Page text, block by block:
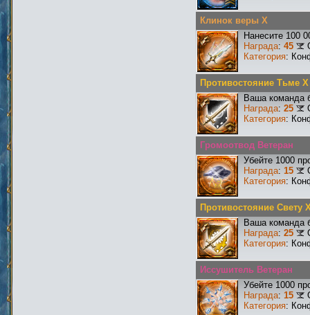
Клинок веры X
Нанесите 100
Награда: 45
Категория:
Противостояние Тьме X
Ваша команда
Награда: 25
Категория:
Громоотвод Ветеран
Убейте 1000
Награда: 15
Категория:
Противостояние Свету
Ваша команда
Награда: 25
Категория:
Иссушитель Ветеран
Убейте 1000
Награда: 15
Категория: